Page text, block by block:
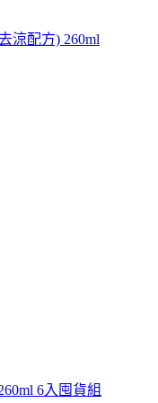
涼配方) 260ml
6入囤貨組